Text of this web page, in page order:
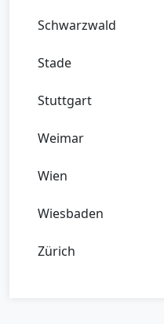
Schwarzwald
Stade
Stuttgart
Weimar
Wien
Wiesbaden
Zürich